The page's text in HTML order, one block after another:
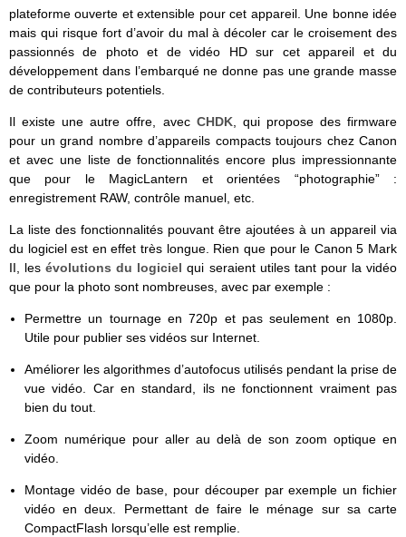
plateforme ouverte et extensible pour cet appareil. Une bonne idée
mais qui risque fort d’avoir du mal à décoler car le croisement des
passionnés de photo et de vidéo HD sur cet appareil et du
développement dans l’embarqué ne donne pas une grande masse
de contributeurs potentiels.
Il existe une autre offre, avec CHDK, qui propose des firmware
pour un grand nombre d’appareils compacts toujours chez Canon
et avec une liste de fonctionnalités encore plus impressionnante
que pour le MagicLantern et orientées “photographie” :
enregistrement RAW, contrôle manuel, etc.
La liste des fonctionnalités pouvant être ajoutées à un appareil via
du logiciel est en effet très longue. Rien que pour le Canon 5 Mark
II, lesévolutions du logiciel qui seraient utiles tant pour la vidéo
que pour la photo sont nombreuses, avec par exemple :
Permettre un tournage en 720p et pas seulement en 1080p.
Utile pour publier ses vidéos sur Internet.
Améliorer les algorithmes d’autofocus utilisés pendant la prise de
vue vidéo. Car en standard, ils ne fonctionnent vraiment pas
bien du tout.
Zoom numérique pour aller au delà de son zoom optique en
vidéo.
Montage vidéo de base, pour découper par exemple un fichier
vidéo en deux. Permettant de faire le ménage sur sa carte
CompactFlash lorsqu’elle est remplie.